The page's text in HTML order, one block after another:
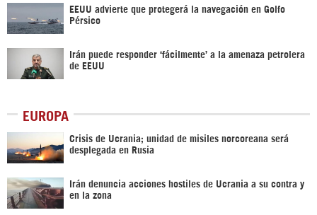
EEUU advierte que protegerá la navegación en Golfo
Pérsico
Irán puede responder ‘fácilmente’ a la amenaza petrolera
de EEUU
EUROPA
Crisis de Ucrania; unidad de misiles norcoreana será
desplegada en Rusia
Irán denuncia acciones hostiles de Ucrania a su contra y
en la zona